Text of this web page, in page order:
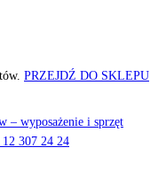
PRZEJDŹ DO SKLEPU